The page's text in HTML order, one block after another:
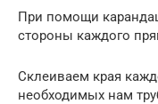
При помощи
стороны каждого
Склеиваем края
необходимых нам